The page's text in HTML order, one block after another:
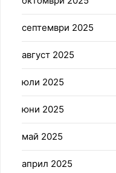
септември 2025
август 2025
юли 2025
юни 2025
май 2025
април 2025